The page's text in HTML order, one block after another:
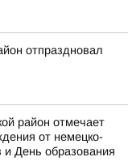
отпраздновал
район отмечает
от немецко-
и День образования